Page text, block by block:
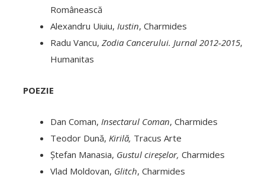
Românească
Alexandru Uiuiu, Iustin, Charmides
Radu Vancu, Zodia Cancerului. Jurnal 2012‑2015,
Humanitas
POEZIE
Dan Coman, Insectarul Coman, Charmides
Teodor Dună, Kirilă, Tracus Arte
Ștefan Manasia, Gustul cireșelor, Charmides
Vlad Moldovan, Glitch, Charmides